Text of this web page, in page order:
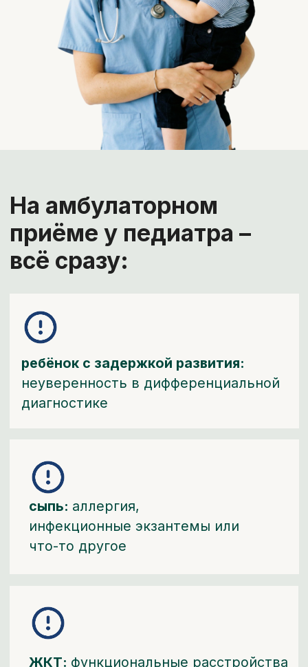
голове и отсутствие
понятной системы
действий.
острые состояния: нехватка
алгоритмов экстренной помощи
функциональные расстройства
ребёнок с задержкой развития:
неуверенность в дифференциальной